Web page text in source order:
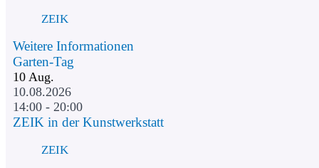
ZEIK
Weitere Informationen
Garten-Tag
10 Aug.
10.08.2026
14:00 - 20:00
ZEIK in der Kunstwerkstatt
ZEIK